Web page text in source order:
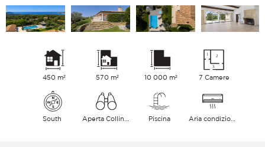
450 m² 570 m² 10 000 m² 7 Camere
South Piscina